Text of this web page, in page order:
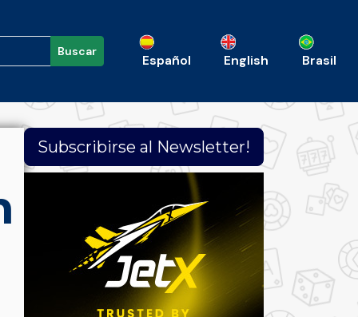
Buscar
Español English Brasil
Subscribirse al Newsletter!